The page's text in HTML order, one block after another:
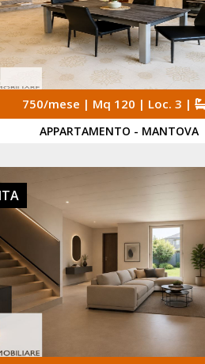
750/mese | Mq 120 | Loc. 3 |
APPARTAMENTO - MANTOVA